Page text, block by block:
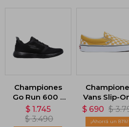
Championes
Go Run 600 -
Negro
$ 1.745
$ 3.490
Vans Slip-
Amarillo
$ 690 $
81